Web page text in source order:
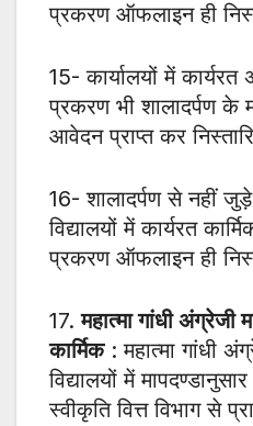
प्रकरण ऑफलाइन ही
15- कार्यालयों में कार्यरत
प्रकरण भी शालादर्पण के
आवेदन प्राप्त कर
16- शालादर्पण से नहीं जुड़े
विद्यालयों में कार्यरत
प्रकरण ऑफलाइन ही
17.महात्मा गांधी अंग्रेजी
कार्मिक: महात्मा गांधी
विद्यालयों में
स्वीकृति वित्त विभाग से